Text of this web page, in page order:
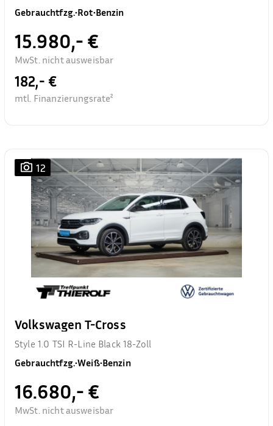
Gebrauchtfzg.•Rot•Benzin
15.980,- €
MwSt. nicht ausweisbar
182,- €
mtl. Finanzierungsrate²
12
Volkswagen T-Cross
Style 1.0 TSI R-Line Black 18-Zoll
Gebrauchtfzg.•Weiß•Benzin
16.680,- €
MwSt. nicht ausweisbar